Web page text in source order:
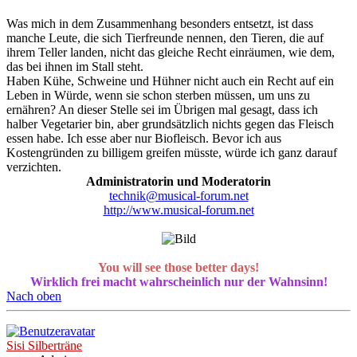
Was mich in dem Zusammenhang besonders entsetzt, ist dass
manche Leute, die sich Tierfreunde nennen, den Tieren, die auf
ihrem Teller landen, nicht das gleiche Recht einräumen, wie dem,
das bei ihnen im Stall steht.
Haben Kühe, Schweine und Hühner nicht auch ein Recht auf ein
Leben in Würde, wenn sie schon sterben müssen, um uns zu
ernähren? An dieser Stelle sei im Übrigen mal gesagt, dass ich
halber Vegetarier bin, aber grundsätzlich nichts gegen das Fleisch
essen habe. Ich esse aber nur Biofleisch. Bevor ich aus
Kostengründen zu billigem greifen müsste, würde ich ganz darauf
verzichten.
Administratorin und Moderatorin
technik@musical-forum.net
http://www.musical-forum.net
You will see those better days!
Wirklich frei macht wahrscheinlich nur der Wahnsinn!
Nach oben
Sisi Silberträne